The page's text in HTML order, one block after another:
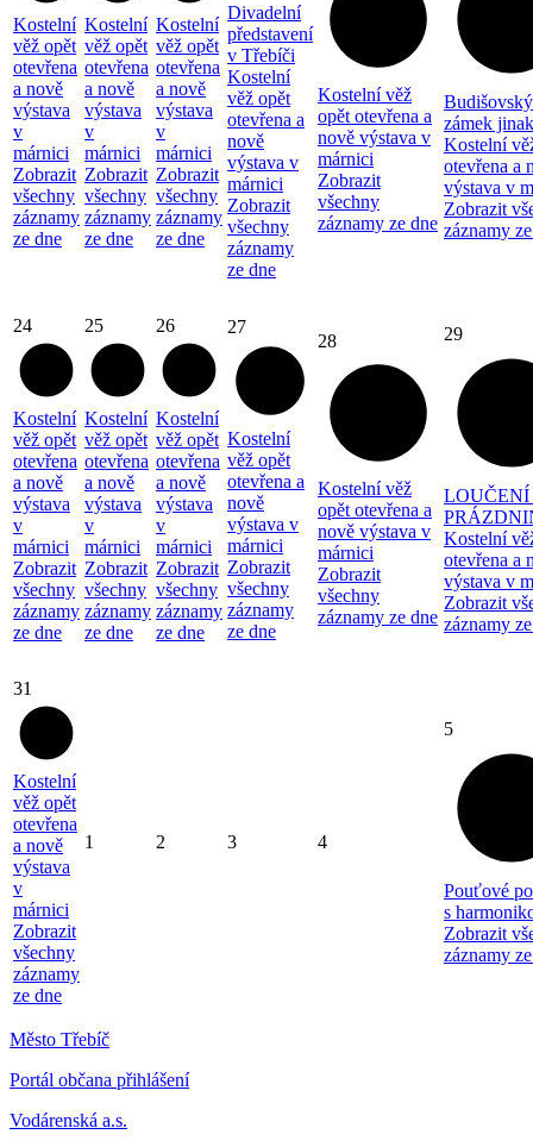
Kostelní
věž opět
otevřena
a nově
výstava
v
márnici
Zobrazit
všechny
záznamy
ze dne
Kostelní
věž opět
otevřena
a nově
výstava
v
márnici
Zobrazit
všechny
záznamy
ze dne
Kostelní
věž opět
otevřena
a nově
výstava
v
márnici
Zobrazit
všechny
záznamy
ze dne
Divadelní
představení
v Třebíči
Kostelní
věž opět
otevřena a
nově
výstava v
márnici
Zobrazit
všechny
záznamy
ze dne
Kostelní věž
opět otevřena a
nově výstava v
márnici
Zobrazit
všechny
záznamy ze dne
Budišovský
zámek jinak
Kostelní
otevřena a
výstava v
Zobrazit
záznamy
24
Kostelní
věž opět
otevřena
a nově
výstava
v
márnici
Zobrazit
všechny
záznamy
ze dne
25
Kostelní
věž opět
otevřena
a nově
výstava
v
márnici
Zobrazit
všechny
záznamy
ze dne
26
Kostelní
věž opět
otevřena
a nově
výstava
v
márnici
Zobrazit
všechny
záznamy
ze dne
27
Kostelní
věž opět
otevřena a
nově
výstava v
márnici
Zobrazit
všechny
záznamy
ze dne
28
Kostelní věž
opět otevřena a
nově výstava v
márnici
Zobrazit
všechny
záznamy ze dne
29
LOUČENÍ
Kostelní
otevřena a
výstava v
Zobrazit
záznamy
31
Kostelní
věž opět
otevřena
a nově
výstava
v
márnici
Zobrazit
všechny
záznamy
ze dne
1 2 3 4
5
Pouťové
s
Zobrazit
záznamy
Město Třebíč
Portál občana přihlášení
Vodárenská a.s.